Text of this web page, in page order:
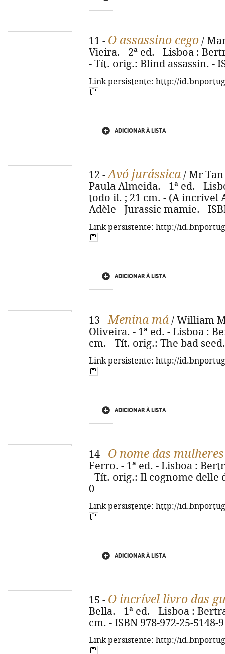
11 - O assassino cego /
Vieira. - 2ª ed. - Lisboa :
- Tít. orig.: Blind assassin. -
Link persistente: http://
ADICIONAR À LISTA
12 -Avó jurássica / Mr
Paula Almeida. - 1ª ed. -
todo il. ; 21 cm. - (A incrível
Adèle - Jurassic mamie. -
Link persistente: http://
ADICIONAR À LISTA
13 -Menina má / William
Oliveira. - 1ª ed. - Lisboa :
cm. - Tít. orig.: The bad
Link persistente: http://
ADICIONAR À LISTA
14 - O nome das mulheres
Ferro. - 1ª ed. - Lisboa :
- Tít. orig.: Il cognome delle
0
Link persistente: http://
ADICIONAR À LISTA
15 - O incrível livro das
Bella. - 1ª ed. - Lisboa :
cm. - ISBN 978-972-25-5148-9
Link persistente: http://